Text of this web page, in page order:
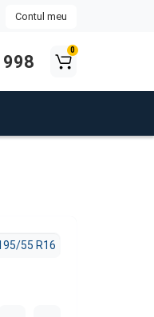
Contul meu
0
55 R16